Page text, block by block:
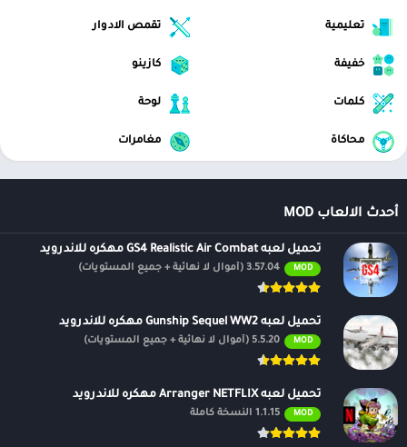
تعليمية تقمص الادوار
خفيفة كازينو
كلمات لوحة
محاكاة مغامرات
أحدث الالعاب MOD
تحميل لعبه GS4 Realistic Air Combat مهكره للاندرويد
MOD 3.57.04 (أموال لا نهائية + جميع المستويات)
تحميل لعبه Gunship Sequel WW2 مهكره للاندرويد
MOD 5.5.20 (أموال لا نهائية + جميع المستويات)
تحميل لعبه Arranger NETFLIX مهكره للاندرويد
MOD 1.1.15 النسخة كاملة